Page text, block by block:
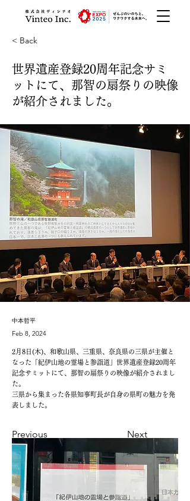
< Back
世界遺産登録20周年記念サミ
ットにて、那智の扇祭りの映像
が紹介されました。
中本哲平
Feb 8, 2024
2月8日(木)、和歌山県、三重県、奈良県の三県が主催と
なった「紀伊山地の霊場と参詣道」世界遺産登録20周年
記念サミットにて、那智の扇祭りの映像が紹介されまし
た。
三県から集まった各県知事町長が自身の県町の魅力を発
表しました。
Previous Next